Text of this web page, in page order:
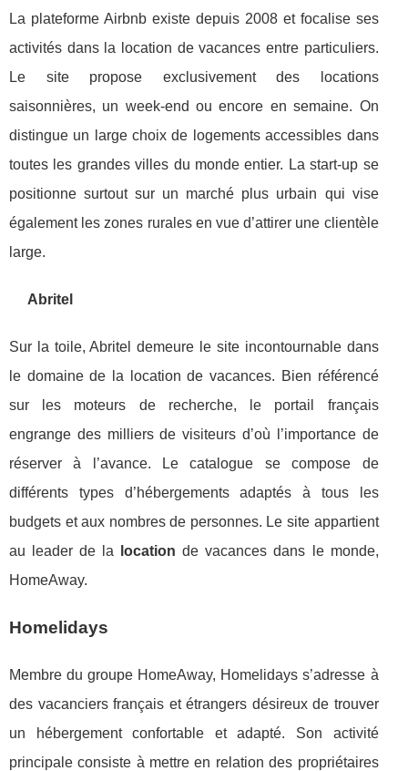
La plateforme Airbnb existe depuis 2008 et focalise ses
activités dans la location de vacances entre particuliers.
Le site propose exclusivement des locations
saisonnières, un week-end ou encore en semaine. On
distingue un large choix de logements accessibles dans
toutes les grandes villes du monde entier. La start-up se
positionne surtout sur un marché plus urbain qui vise
également les zones rurales en vue d’attirer une clientèle
large.
Abritel
Sur la toile, Abritel demeure le site incontournable dans
le domaine de la location de vacances. Bien référencé
sur les moteurs de recherche, le portail français
engrange des milliers de visiteurs d’où l’importance de
réserver à l’avance. Le catalogue se compose de
différents types d’hébergements adaptés à tous les
budgets et aux nombres de personnes. Le site appartient
au leader de la
location de vacances dans le monde,
HomeAway.
Homelidays
Membre du groupe HomeAway, Homelidays s’adresse à
des vacanciers français et étrangers désireux de trouver
un hébergement confortable et adapté. Son activité
principale consiste à mettre en relation des propriétaires